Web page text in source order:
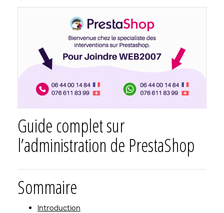
Guide complet sur
l’administration de PrestaShop
Sommaire
Introduction